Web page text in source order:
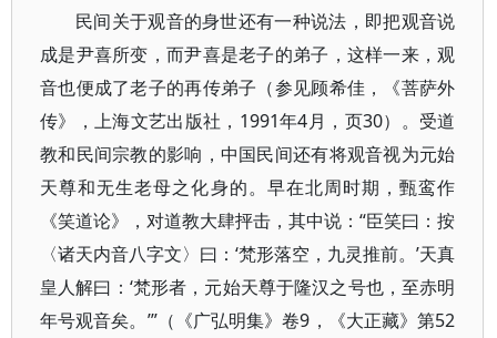
民间关于观音的身世还有一种说法，即把观音说
成是尹喜所变，而尹喜是老子的弟子，这样一来，观
音也便成了老子的再传弟子（参见顾希佳，《菩萨外
传》，上海文艺出版社，1991年4月，页30）。受道
教和民间宗教的影响，中国民间还有将观音视为元始
天尊和无生老母之化身的。早在北周时期，甄鸾作
《笑道论》，对道教大肆抨击，其中说：“臣笑曰：按
〈诸天内音八字文〉曰：‘梵形落空，九灵推前。’天真
皇人解曰：‘梵形者，元始天尊于隆汉之号也，至赤明
年号观音矣。’”（《广弘明集》卷9，《大正藏》第52